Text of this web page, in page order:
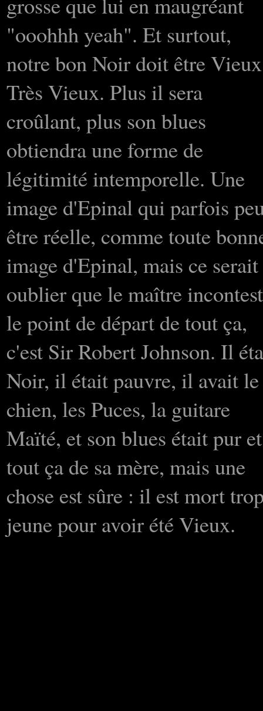
"ooohhh yeah". Et surtout,
notre bon Noir doit être
Très Vieux. Plus il sera
croûlant, plus son blues
obtiendra une forme de
légitimité intemporelle. Une
image d'Epinal qui parfois
être réelle, comme toute
image d'Epinal, mais ce serait
oublier que le maître
le point de départ de tout ça,
c'est Sir Robert Johnson. Il
Noir, il était pauvre, il avait le
chien, les Puces, la guitare
Maïté, et son blues était pur et
tout ça de sa mère, mais une
chose est sûre : il est mort
jeune pour avoir été Vieux.